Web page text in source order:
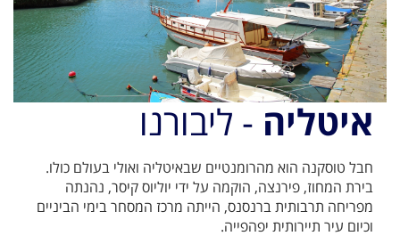
איטליה - ליבורנו
חבל טוסקנה הוא מהרומנטיים שבאיטליה ואולי בעולם כולו.
בירת המחוז, פירנצה, הוקמה על ידי יוליוס קיסר, נהנתה
מפריחה תרבותית ברנסנס, הייתה מרכז המסחר בימי הביניים
וכיום עיר תיירותית יפהפייה.